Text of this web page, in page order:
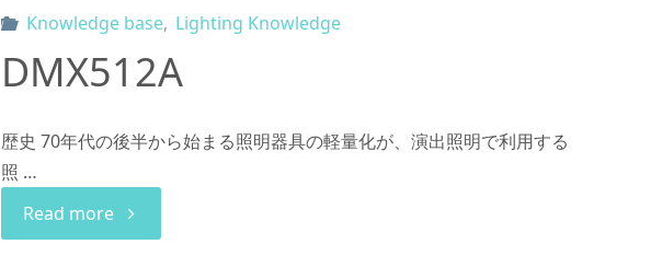
Knowledge base, Lighting Knowledge
DMX512A
歴史 70年代の後半から始まる照明器具の軽量化が、演出照明で利用する
照 …
Read more"DMX512A"